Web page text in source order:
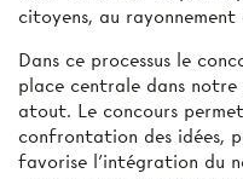
citoyens, au
Dans ce processus le
place centrale dans
atout. Le concours
confrontation des idées,
favorise l’intégration du